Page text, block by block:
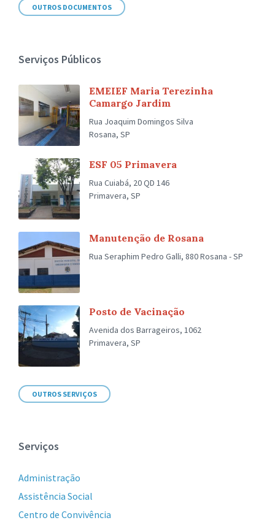
OUTROS DOCUMENTOS
Serviços Públicos
EMEIEF Maria Terezinha
Camargo Jardim
Rua Joaquim Domingos Silva
Rosana, SP
ESF 05 Primavera
Rua Cuiabá, 20 QD 146
Primavera, SP
Manutenção de Rosana
Rua Seraphim Pedro Galli, 880 Rosana - SP
Posto de Vacinação
Avenida dos Barrageiros, 1062
Primavera, SP
OUTROS SERVIÇOS
Serviços
Administração
Assistência Social
Centro de Convivência